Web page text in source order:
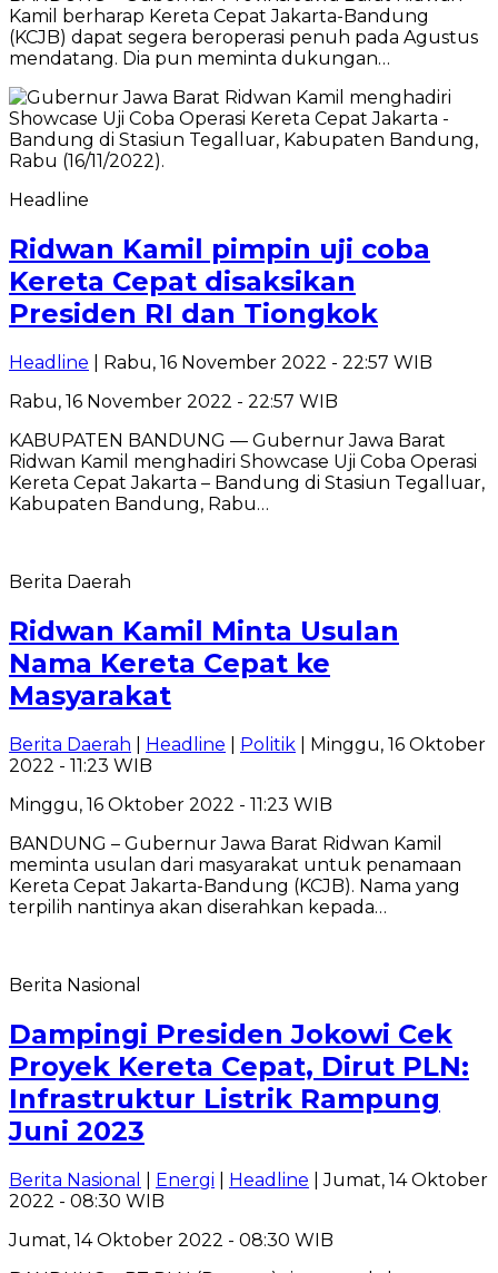
Kamil berharap Kereta Cepat Jakarta-Bandung
(KCJB) dapat segera beroperasi penuh pada Agustus
mendatang. Dia pun meminta dukungan…
Headline
Ridwan Kamil pimpin uji coba
Kereta Cepat disaksikan
Presiden RI dan Tiongkok
Headline | Rabu, 16 November 2022 - 22:57 WIB
Rabu, 16 November 2022 - 22:57 WIB
KABUPATEN BANDUNG — Gubernur Jawa Barat
Ridwan Kamil menghadiri Showcase Uji Coba Operasi
Kereta Cepat Jakarta – Bandung di Stasiun Tegalluar,
Kabupaten Bandung, Rabu…
Berita Daerah
Ridwan Kamil Minta Usulan
Nama Kereta Cepat ke
Masyarakat
Berita Daerah Headline Politik | Minggu, 16 Oktober
2022 - 11:23 WIB
Minggu, 16 Oktober 2022 - 11:23 WIB
BANDUNG – Gubernur Jawa Barat Ridwan Kamil
meminta usulan dari masyarakat untuk penamaan
Kereta Cepat Jakarta-Bandung (KCJB). Nama yang
terpilih nantinya akan diserahkan kepada…
Berita Nasional
Dampingi Presiden Jokowi Cek
Proyek Kereta Cepat, Dirut PLN:
Infrastruktur Listrik Rampung
Juni 2023
Berita Nasional Energi Headline | Jumat, 14 Oktober
2022 - 08:30 WIB
Jumat, 14 Oktober 2022 - 08:30 WIB